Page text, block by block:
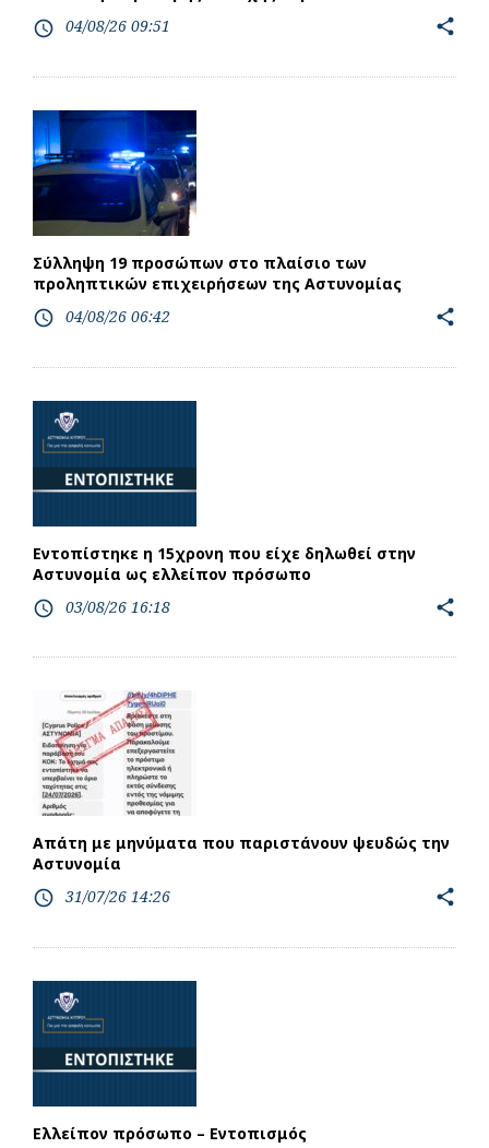
access_time 04/08/26 09:51 share
Σύλληψη 19 προσώπων στο πλαίσιο των
προληπτικών επιχειρήσεων της Αστυνομίας
access_time 04/08/26 06:42 share
Εντοπίστηκε η 15χρονη που είχε δηλωθεί στην
Αστυνομία ως ελλείπον πρόσωπο
access_time 03/08/26 16:18 share
Απάτη με μηνύματα που παριστάνουν ψευδώς την
Αστυνομία
access_time 31/07/26 14:26 share
Ελλείπον πρόσωπο – Εντοπισμός